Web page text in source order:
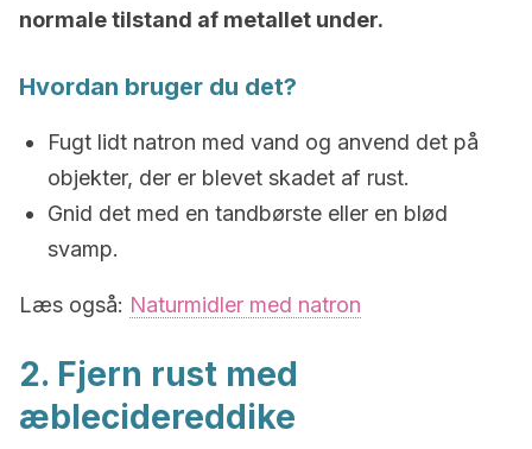
normale tilstand af metallet under.
Hvordan bruger du det?
Fugt lidt natron med vand og anvend det på
objekter, der er blevet skadet af rust.
Gnid det med en tandbørste eller en blød
svamp.
Læs også: Naturmidler med natron
2. Fjern rust med
æblecidereddike